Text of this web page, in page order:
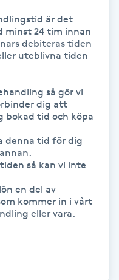
är det
24 tim innan
debiteras tiden
uteblivna tiden
så gör vi
dig att
bokad tid och köpa
denna tid för dig
så kan vi inte
en del av
kommer in i vårt
eller vara.